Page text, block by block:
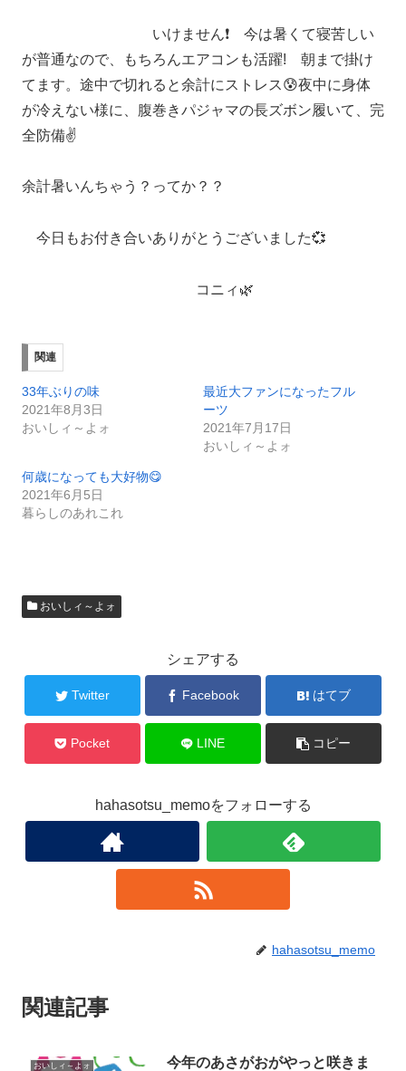
いけません❗ 今は暑くて寝苦しい
が普通なので、もちろんエアコンも活躍! 朝まで掛け
てます。途中で切れると余計にストレス😰夜中に身体
が冷えない様に、腹巻きパジャマの長ズボン履いて、完
全防備✌️
余計暑いんちゃう？ってか？？
今日もお付き合いありがとうございました💞
コニィ🌿
関連
33年ぶりの味
2021年8月3日
おいしィ～よォ
最近大ファンになったフル
ーツ
2021年7月17日
おいしィ～よォ
何歳になっても大好物😋
2021年6月5日
暮らしのあれこれ
おいしィ～よォ
シェアする
Twitter Facebook はてブ
Pocket LINE コピー
hahasotsu_memoをフォローする
hahasotsu_memo
関連記事
おいしィ～よォ
今年のあさがおがやっと咲きま